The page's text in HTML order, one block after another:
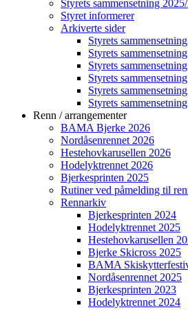
Styrets sammensetning
Styret informerer
Arkiverte sider
Styrets
Styrets
Styrets
Styrets
Styrets
Styrets
Renn / arrangementer
BAMA Bjerke 2026
Nordåsenrennet 2026
Hestehovkarusellen 2026
Hodelyktrennet 2026
Bjerkesprinten 2025
Rutiner ved påmelding til
Rennarkiv
Bjerkesprinten 2024
Hodelyktrennet 2025
Hestehovkarusellen
Bjerke Skicross 2025
BAMA
Nordåsenrennet 2025
Bjerkesprinten 2023
Hodelyktrennet 2024